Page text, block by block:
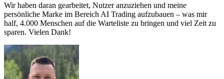
Wir haben daran gearbeitet, Nutzer anzuziehen und meine
persönliche Marke im Bereich AI Trading aufzubauen – was mir
half, 4.000 Menschen auf die Warteliste zu bringen und viel Zeit zu
sparen. Vielen Dank!